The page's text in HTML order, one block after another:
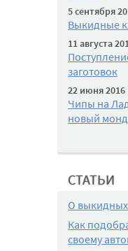
5 сентября
Выкидные
11 августа
заготовок
22 июня 2016
Чипы на
новый
СТАТЬИ
О
Как
своему